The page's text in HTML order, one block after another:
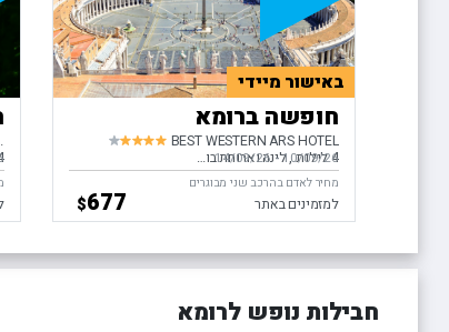
באישור מיידי
חופשה ברומא
BEST WESTERN ARS HOTEL
4 לילות
לינה וארוחת בוקרבין התאריכים,
10/09/26
-
14/09/26
למזמינים באתר
מחיר לאדם בהרכב שני מבוגרים
$677
TERMINI
4
חבילות נופש לרומא